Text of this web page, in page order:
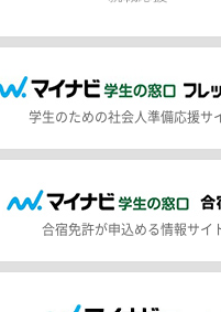
学生のための社会人準備応援サ
合宿免許が申込める情報サイ